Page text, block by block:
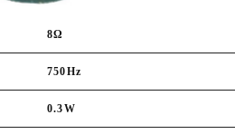
8Ω
750Hz
0.3W